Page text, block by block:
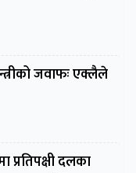
जवाफः एक्लैले
प्रतिपक्षी दलका